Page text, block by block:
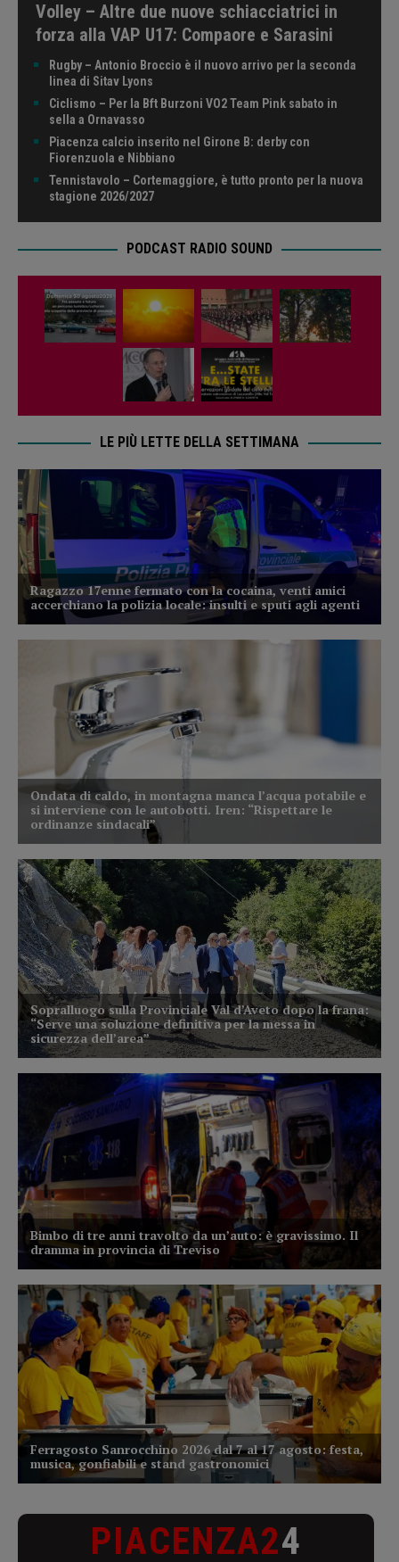
Volley – Altre due nuove schiacciatrici in
forza alla VAP U17: Compaore e Sarasini
Rugby – Antonio Broccio è il nuovo arrivo per la seconda
linea di Sitav Lyons
Ciclismo – Per la Bft Burzoni VO2 Team Pink sabato in
sella a Ornavasso
Piacenza calcio inserito nel Girone B: derby con
Fiorenzuola e Nibbiano
Tennistavolo – Cortemaggiore, è tutto pronto per la nuova
stagione 2026/2027
PODCAST RADIO SOUND
LE PIÙ LETTE DELLA SETTIMANA
PIACENZA24